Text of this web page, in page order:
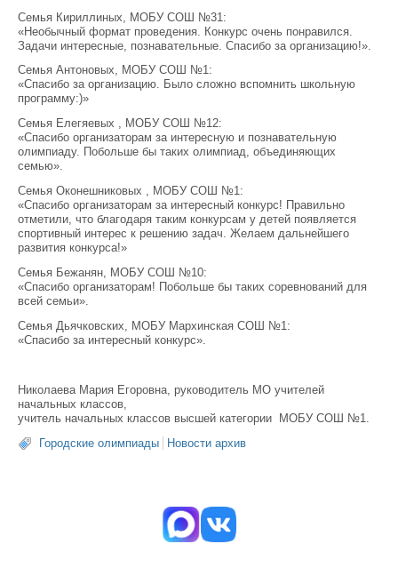
Семья Кириллиных, МОБУ СОШ №31:
«Необычный формат проведения. Конкурс очень понравился.
Задачи интересные, познавательные. Спасибо за организацию!».
Семья Антоновых, МОБУ СОШ №1:
«Спасибо за организацию. Было сложно вспомнить школьную
программу:)»
Семья Елегяевых , МОБУ СОШ №12:
«Спасибо организаторам за интересную и познавательную
олимпиаду. Побольше бы таких олимпиад, объединяющих
семью».
Семья Оконешниковых , МОБУ СОШ №1:
«Спасибо организаторам за интересный конкурс! Правильно
отметили, что благодаря таким конкурсам у детей появляется
спортивный интерес к решению задач. Желаем дальнейшего
развития конкурса!»
Семья Бежанян, МОБУ СОШ №10:
«Спасибо организаторам! Побольше бы таких соревнований для
всей семьи».
Семья Дьячковских, МОБУ Мархинская СОШ №1:
«Спасибо за интересный конкурс».
Николаева Мария Егоровна, руководитель МО учителей
начальных классов,
учитель начальных классов высшей категории МОБУ СОШ №1.
Городские олимпиады
Новости архив